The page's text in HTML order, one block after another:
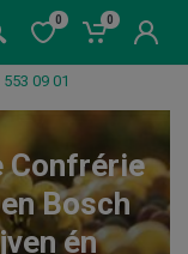
0 0
553 09 01
Confrérie
Bosch
én